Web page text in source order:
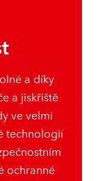
a díky
a jiskřiště
ve velmi
technologií
ochranné